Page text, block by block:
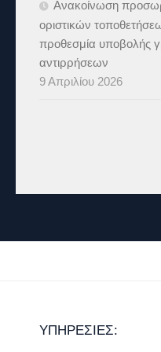
Ανακοίνωση
οριστικών
προθεσμία υποβολής
αντιρρήσεων
9 Απριλίου 2026
ΥΠΗΡΕΣΊΕΣ: